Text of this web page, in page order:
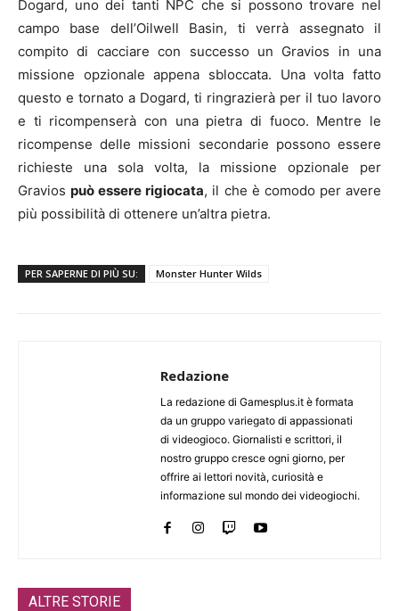
Dogard, uno dei tanti NPC che si possono trovare nel
campo base dell’Oilwell Basin, ti verrà assegnato il
compito di cacciare con successo un Gravios in una
missione opzionale appena sbloccata. Una volta fatto
questo e tornato a Dogard, ti ringrazierà per il tuo lavoro
e ti ricompenserà con una pietra di fuoco. Mentre le
ricompense delle missioni secondarie possono essere
richieste una sola volta, la missione opzionale per
Graviospuò essere rigiocata, il che è comodo per avere
più possibilità di ottenere un’altra pietra.
PER SAPERNE DI PIÙ SU: Monster Hunter Wilds
Redazione
La redazione di Gamesplus.it è formata
da un gruppo variegato di appassionati
di videogioco. Giornalisti e scrittori, il
nostro gruppo cresce ogni giorno, per
offrire ai lettori novità, curiosità e
informazione sul mondo dei videogiochi.
ALTRE STORIE